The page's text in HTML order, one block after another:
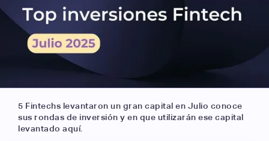
5 Fintechs levantaron un gran capital en Julio conoce
sus rondas de inversión y en que utilizarán ese capital
levantado aquí.